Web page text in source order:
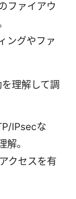
ファイアウ
ングやファ
理解して調
IPsecな
解。
クセスを有